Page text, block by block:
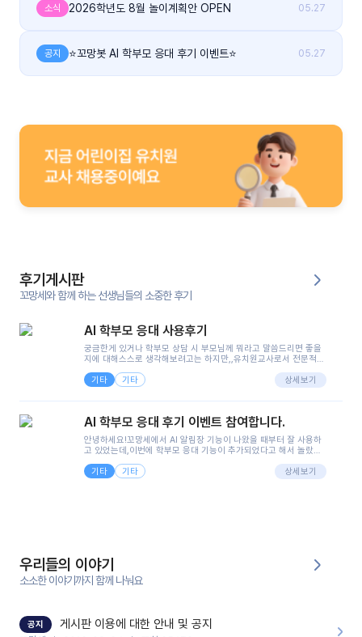
소식 2026학년도 8월 놀이계획안 OPEN 05.27
공지 ⭐꼬망봇 AI 학부모 응대 후기 이벤트⭐ 05.27
후기게시판
꼬망세와 함께 하는 선생님들의 소중한 후기
AI 학부모 응대 사용후기
궁금한게 있거나 학부모 상담 시 부모님께 뭐라고 말씀드리면 좋을
지에 대해스스로 생각해보려고는 하지만,,유치원교사로서 전문적인
려니 어려울때가...^^(저만 그런거 아니죠 ㅜㅜ)꼬망봇의 장점은 지
피티나 제미나이는 몇세이고 여자인지 남자인지 등그래도 좀 기본
정보를 제공하면서 물어봐야할 때가 있어그때마다 정보를 입력하는
으셔서 고민이 됐는데ai 학부모 응대를 써볼 수 있어서 좋았어요!앞
면..)그리고 제가 신입 때 이게 있었더라면 ㅜㅜㅜㅜ?응대 팁이 정말
좋은거 같아요지금은 그래도 아이들이 잘 이해 되지만초임 때는 정
말 어려워서 항상다른 선생님들께 도움을 요청했었거든요..ㅠ*일지
쓸 때도 좀 도움이 되는 거 같아요!
기타 기타 상세보기
AI 학부모 응대 후기 이벤트 참여합니다.
안녕하세요!꼬망세에서 AI 알림장 기능이 나왔을 때부터 잘 사용하
고 있었는데,이번에 학부모 응대 기능이 추가되었다고 해서 놀랐습
님 응대에 더 많은 부담을 느끼고 있습니다 ㅠㅠ이번에 제가 원에서
겪은 일과 학부모님께 전달드렸던 내용을 함께 보시고,저와 비슷한
을 많이 하는데,꼬망봇 덕분에 고민하는 시간을 줄이고 학부모님을
안심시킬 수 있었습니다.이 부분은 꼬망봇이 추가로 알려준 응대 tip
입니다.학부모님께 전화를 드리기 전에, 내용을 숙지하여 좀 더 전문
성 있는 교사가 되어 대화를 나눌 수 있었습니다.꼬망세 AI학부모 응
기능을 개발해 주셔서 감사합니다.
기타 기타 상세보기
우리들의 이야기
소소한 이야기까지 함께 나눠요
공지 게시판 이용에 대한 안내 및 공지